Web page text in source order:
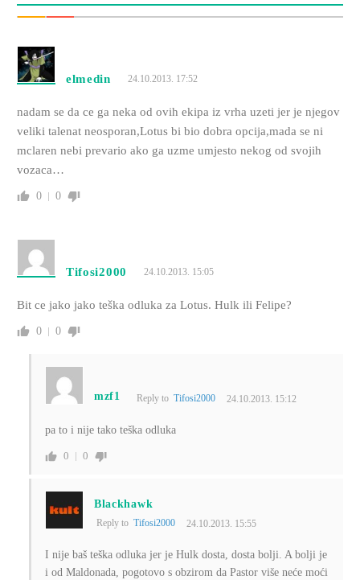
elmedin 24.10.2013. 17:52
nadam se da ce ga neka od ovih ekipa iz vrha uzeti jer je njegov
veliki talenat neosporan,Lotus bi bio dobra opcija,mada se ni
mclaren nebi prevario ako ga uzme umjesto nekog od svojih
vozaca…
0 0
Tifosi2000 24.10.2013. 15:05
Bit ce jako jako teška odluka za Lotus. Hulk ili Felipe?
0 0
mzf1 Reply to Tifosi2000 24.10.2013. 15:12
pa to i nije tako teška odluka
0 0
Blackhawk
Reply to Tifosi2000 24.10.2013. 15:55
I nije baš teška odluka jer je Hulk dosta, dosta bolji. A bolji je
i od Maldonada, pogotovo s obzirom da Pastor više neće moći